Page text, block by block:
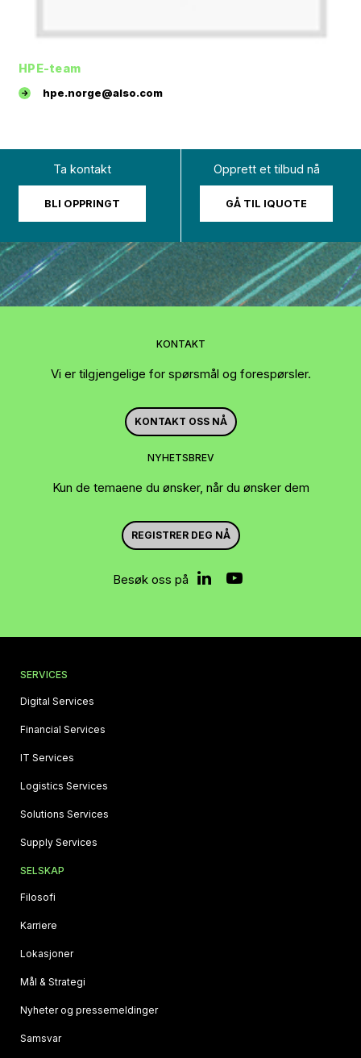
HPE-team
hpe.norge@also.com
Ta kontakt
BLI OPPRINGT
Opprett et tilbud nå
GÅ TIL IQUOTE
KONTAKT
Vi er tilgjengelige for spørsmål og forespørsler.
KONTAKT OSS NÅ
NYHETSBREV
Kun de temaene du ønsker, når du ønsker dem
REGISTRER DEG NÅ
Besøk oss på
SERVICES
Digital Services
Financial Services
IT Services
Logistics Services
Solutions Services
Supply Services
SELSKAP
Filosofi
Karriere
Lokasjoner
Mål & Strategi
Nyheter og pressemeldinger
Samsvar